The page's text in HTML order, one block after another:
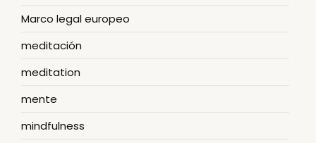
Marco legal europeo
meditación
meditation
mente
mindfulness